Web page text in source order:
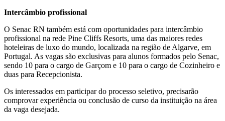
Intercâmbio profissional
O Senac RN também está com oportunidades para intercâmbio
profissional na rede Pine Cliffs Resorts, uma das maiores redes
hoteleiras de luxo do mundo, localizada na região de Algarve, em
Portugal. As vagas são exclusivas para alunos formados pelo Senac,
sendo 10 para o cargo de Garçom e 10 para o cargo de Cozinheiro e
duas para Recepcionista.
Os interessados em participar do processo seletivo, precisarão
comprovar experiência ou conclusão de curso da instituição na área
da vaga desejada.